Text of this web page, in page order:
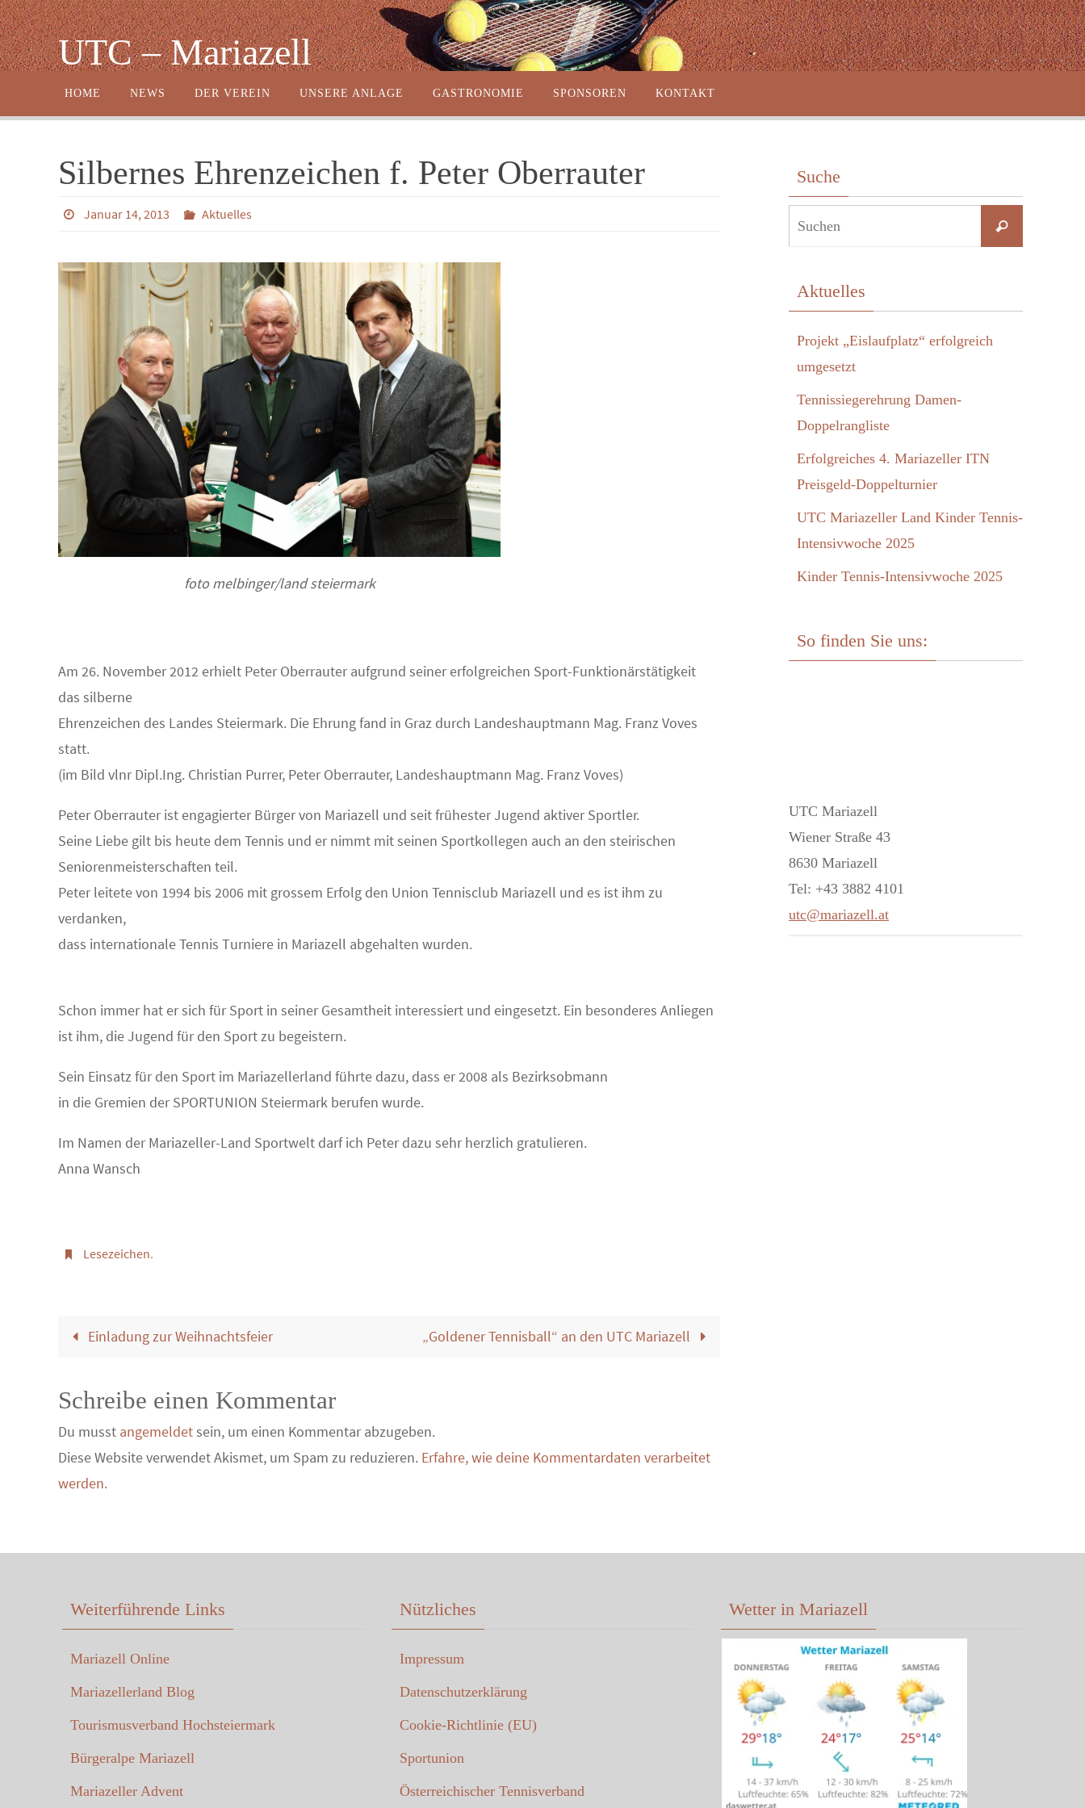
Zum
Inhalt
springen UTC – Mariazell
springen
HOME NEWS DER VEREIN UNSERE ANLAGE GASTRONOMIE SPONSOREN KONTAKT
Silbernes Ehrenzeichen f. Peter Oberrauter
Januar 14, 2013 Aktuelles
foto melbinger/land steiermark
Am 26. November 2012 erhielt Peter Oberrauter aufgrund seiner erfolgreichen Sport-Funktionärstätigkeit
das silberne
Ehrenzeichen des Landes Steiermark. Die Ehrung fand in Graz durch Landeshauptmann Mag. Franz Voves
statt.
(im Bild vlnr Dipl.Ing. Christian Purrer, Peter Oberrauter, Landeshauptmann Mag. Franz Voves)
Peter Oberrauter ist engagierter Bürger von Mariazell und seit frühester Jugend aktiver Sportler.
Seine Liebe gilt bis heute dem Tennis und er nimmt mit seinen Sportkollegen auch an den steirischen
Seniorenmeisterschaften teil.
Peter leitete von 1994 bis 2006 mit grossem Erfolg den Union Tennisclub Mariazell und es ist ihm zu
verdanken,
dass internationale Tennis Turniere in Mariazell abgehalten wurden.
Schon immer hat er sich für Sport in seiner Gesamtheit interessiert und eingesetzt. Ein besonderes Anliegen
ist ihm, die Jugend für den Sport zu begeistern.
Sein Einsatz für den Sport im Mariazellerland führte dazu, dass er 2008 als Bezirksobmann
in die Gremien der SPORTUNION Steiermark berufen wurde.
Im Namen der Mariazeller-Land Sportwelt darf ich Peter dazu sehr herzlich gratulieren.
Anna Wansch
Lesezeichen.
Einladung zur Weihnachtsfeier „Goldener Tennisball“ an den UTC Mariazell
Schreibe einen Kommentar
Du musst angemeldetsein, um einen Kommentar abzugeben.
Diese Website verwendet Akismet, um Spam zu reduzieren. Erfahre, wie deine Kommentardaten verarbeitet
werden.
Suche
nach:
Suchen
Aktuelles
Projekt „Eislaufplatz“ erfolgreich
umgesetzt
Tennissiegerehrung Damen-
Doppelrangliste
Erfolgreiches 4. Mariazeller ITN
Preisgeld-Doppelturnier
UTC Mariazeller Land Kinder Tennis-
Intensivwoche 2025
Kinder Tennis-Intensivwoche 2025
So finden Sie uns:
UTC Mariazell
Wiener Straße 43
8630 Mariazell
Tel: +43 3882 4101
utc@mariazell.at
Weiterführende Links
Mariazell Online
Mariazellerland Blog
Tourismusverband Hochsteiermark
Bürgeralpe Mariazell
Mariazeller Advent
Nützliches
Impressum
Datenschutzerklärung
Cookie-Richtlinie (EU)
Sportunion
Österreichischer Tennisverband
Wetter in Mariazell